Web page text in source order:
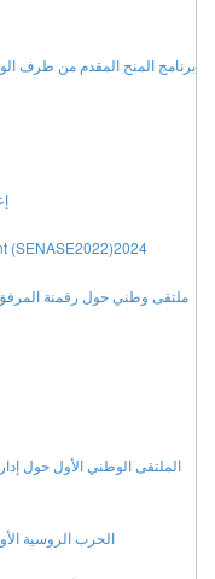
برنامج المنح المقدم من طرف
(SENASE2022)2024
ملتقى وطني حول رقمنة المرفق
الملتقى الوطني الأول حول
الحرب الروسية